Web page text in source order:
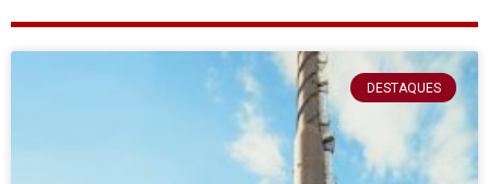
DESTAQUES